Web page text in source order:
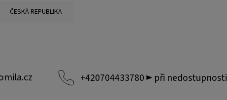
ČESKÁ REPUBLIKA
+420704433780 ► při